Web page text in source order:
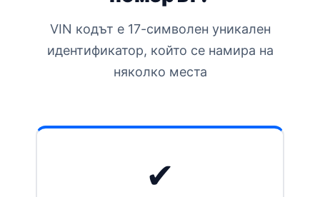
VIN кодът е 17-символен уникален
идентификатор, който се намира на
няколко места
✔